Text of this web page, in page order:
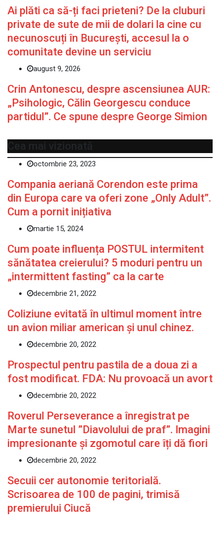
Ai plăti ca să-ți faci prieteni? De la cluburi
private de sute de mii de dolari la cine cu
necunoscuți în București, accesul la o
comunitate devine un serviciu
august 9, 2026
Crin Antonescu, despre ascensiunea AUR:
„Psihologic, Călin Georgescu conduce
partidul”. Ce spune despre George Simion
Cea mai vizionată
octombrie 23, 2023
Compania aeriană Corendon este prima
din Europa care va oferi zone „Only Adult”.
Cum a pornit inițiativa
martie 15, 2024
Cum poate influența POSTUL intermitent
sănătatea creierului? 5 moduri pentru un
„intermittent fasting” ca la carte
decembrie 21, 2022
Coliziune evitată în ultimul moment între
un avion miliar american şi unul chinez.
decembrie 20, 2022
Prospectul pentru pastila de a doua zi a
fost modificat. FDA: Nu provoacă un avort
decembrie 20, 2022
Roverul Perseverance a înregistrat pe
Marte sunetul ”Diavolului de praf”. Imagini
impresionante și zgomotul care îți dă fiori
decembrie 20, 2022
Secuii cer autonomie teritorială.
Scrisoarea de 100 de pagini, trimisă
premierului Ciucă